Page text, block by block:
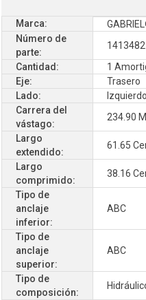
Marca:
Número de
parte:
Cantidad:
1
Eje:
Trasero
Lado:
Carrera del
vástago:
234.90
Largo
extendido:
61.65
Largo
comprimido:
38.16
Tipo de
anclaje
inferior:
ABC
Tipo de
anclaje
superior:
ABC
Tipo de
composición: